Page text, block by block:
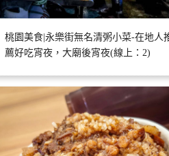
桃園美食|永樂街無名清粥小菜-在地人
薦好吃宵夜，大廟後宵夜(線上：2)